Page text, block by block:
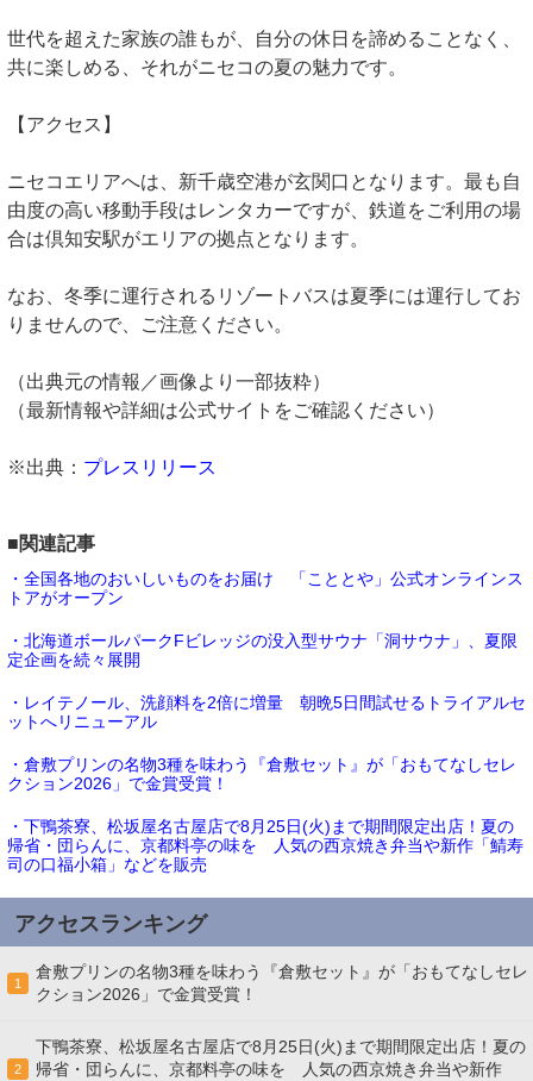
世代を超えた家族の誰もが、自分の休日を諦めることなく、
共に楽しめる、それがニセコの夏の魅力です。
【アクセス】
ニセコエリアへは、新千歳空港が玄関口となります。最も自
由度の高い移動手段はレンタカーですが、鉄道をご利用の場
合は倶知安駅がエリアの拠点となります。
なお、冬季に運行されるリゾートバスは夏季には運行してお
りませんので、ご注意ください。
（出典元の情報／画像より一部抜粋）
（最新情報や詳細は公式サイトをご確認ください）
※出典： プレスリリース
■関連記事
・全国各地のおいしいものをお届け 「こととや」公式オンラインス
トアがオープン
・北海道ボールパークFビレッジの没入型サウナ「洞サウナ」、夏限
定企画を続々展開
・レイテノール、洗顔料を2倍に増量 朝晩5日間試せるトライアルセ
ットへリニューアル
・倉敷プリンの名物3種を味わう『倉敷セット』が「おもてなしセレ
クション2026」で金賞受賞！
・下鴨茶寮、松坂屋名古屋店で8月25日(火)まで期間限定出店！夏の
帰省・団らんに、京都料亭の味を 人気の西京焼き弁当や新作「鯖寿
司の口福小箱」などを販売
アクセスランキング
1
倉敷プリンの名物3種を味わう『倉敷セット』が「おもてなしセレ
クション2026」で金賞受賞！
2
下鴨茶寮、松坂屋名古屋店で8月25日(火)まで期間限定出店！夏の
帰省・団らんに、京都料亭の味を 人気の西京焼き弁当や新作